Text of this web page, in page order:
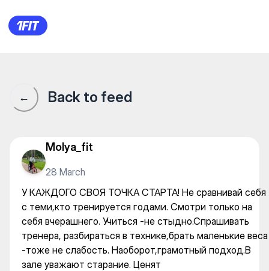
«Elastica» женский фитнес
← Back to feed
Molya_fit
28 March
У КАЖДОГО СВОЯ ТОЧКА СТАРТА! Не сравнивай себя
с теми,кто тренируется годами. Смотри только на
себя вчерашнего. Учиться -не стыдно.Спрашивать
тренера, разбираться в технике,брать маленькие веса
-тоже не слабость. Наоборот,грамотный подход.В
зале уважают старание. Ценят